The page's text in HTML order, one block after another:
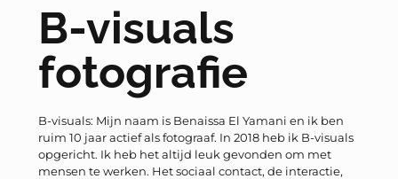
B-visuals
fotografie
B-visuals: Mijn naam is Benaissa El Yamani en ik ben
ruim 10 jaar actief als fotograaf. In 2018 heb ik B-visuals
opgericht. Ik heb het altijd leuk gevonden om met
mensen te werken. Het sociaal contact, de interactie,